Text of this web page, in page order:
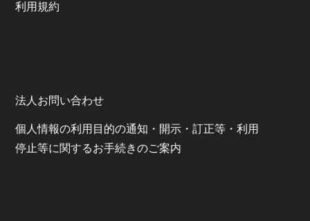
利⽤規約
法人お問い合わせ
個⼈情報の利⽤⽬的の通知・開⽰・訂正等・利⽤
停⽌等に関するお⼿続きのご案内